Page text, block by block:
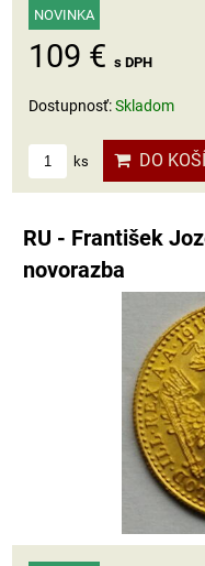
NOVINKA
109 € s DPH
Dostupnosť:Skladom
ks DO
RU - František
novorazba